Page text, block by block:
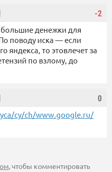
-2
денежки для
поводу иска — если
яндекса, то этовлечет за
по взлому, до
0
cy/ch/www.google.ru/
, чтобы комментировать